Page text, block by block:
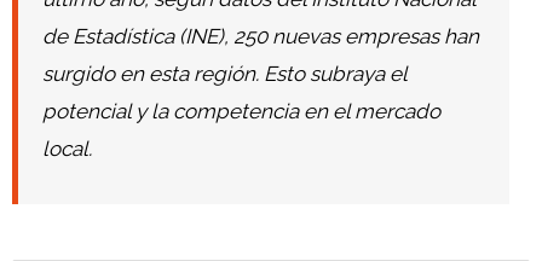
de Estadística (INE), 250 nuevas empresas han
surgido en esta región. Esto subraya el
potencial y la competencia en el mercado
local.